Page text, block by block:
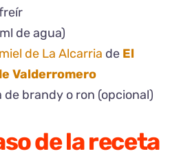
de agua)
miel de La Alcarria de El
Valderromero
de brandy o ron (opcional)
de la receta